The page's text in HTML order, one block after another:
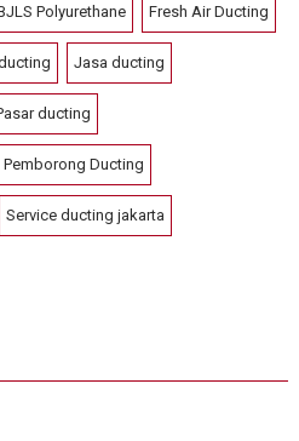
Polyurethane Fresh Air Ducting
Jasa ducting
ducting
Pemborong Ducting
Service ducting jakarta